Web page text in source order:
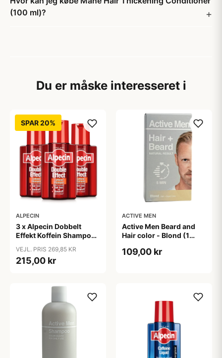
(100 ml)?
Du er måske interesseret i
SPAR 20%
ALPECIN
3 x Alpecin Dobbelt
Effekt Koffein Shampoo
VEJL. PRIS 269,85 KR
215,00 kr
ACTIVE MEN
Active Men Beard and
Hair color - Blond (1
109,00 kr